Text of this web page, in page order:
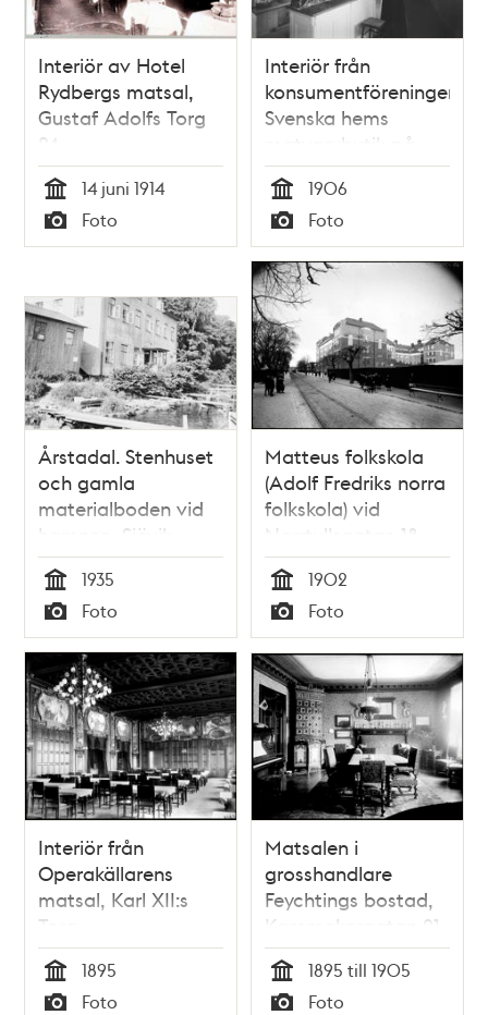
Interiör av Hotel
Rydbergs matsal,
Gustaf Adolfs Torg
24
Tid
14 juni 1914
Typ
Foto
Interiör från
konsumentföreningen
Svenska hems
matvarubutik på
Karlbergsvägen 16.
Tid
1906
Typ
Foto
Årstadal. Stenhuset
och gamla
materialboden vid
hamnen, Sjövik
Tid
1935
Typ
Foto
Matteus folkskola
(Adolf Fredriks norra
folkskola) vid
Norrtullsgatan 18
söderifrån
Tid
1902
Typ
Foto
Interiör från
Operakällarens
matsal, Karl XII:s
Torg
Tid
1895
Foto
Matsalen i
grosshandlare
Feychtings bostad,
Kammakargatan 21
Tid
1895 till 1905
Foto